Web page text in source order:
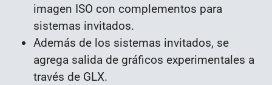
imagen ISO con complementos para
sistemas invitados.
Además de los sistemas invitados, se
agrega salida de gráficos experimentales a
través de GLX.